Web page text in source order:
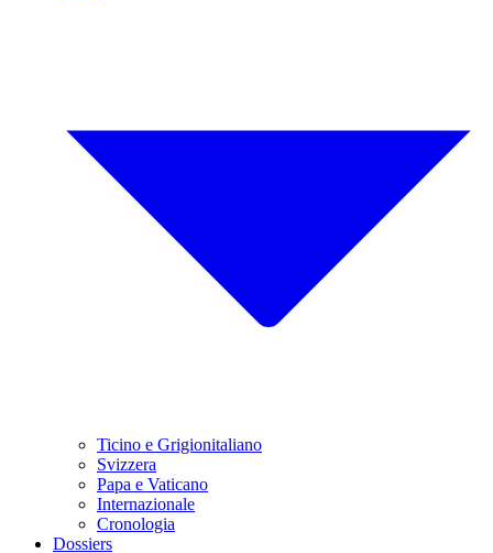
Ticino e Grigionitaliano
Svizzera
Papa e Vaticano
Internazionale
Cronologia
Dossiers